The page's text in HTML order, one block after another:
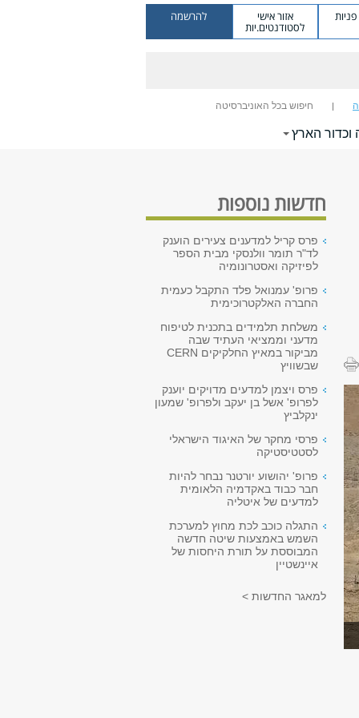
אזור אישי
לסטודנטים.יות
להרשמה
חיפוש בכל האוניברסיטה
וכדור הארץ
חדשות נוספות
פרס קריל למדענים צעירים הוענק
לד"ר תומר וולנסקי מבית הספר
לפיזיקה ואסטרונומיה
פרופ' עמנואל פלד התקבל כעמית
החברה האלקטרוכימית
משלחת תלמידים בתכנית לטיפוח
מדעני וממציאי העתיד שבה
מביקור במאיץ החלקיקים CERN
שבשוויץ
פרס ויצמן למדעים מדויקים יוענק
לפרופ' אשל בן יעקב ולפרופ' שמעון
ינקלביץ
פרסי מחקר של האיגוד הישראלי
לסטטיסטיקה
פרופ' יהושוע יורטנר נבחר להיות
חבר כבוד באקדמיה הלאומית
למדעים של איטליה
התגלה כוכב לכת מחוץ למערכת
השמש באמצעות שיטה חדשה
המבוססת על תורת היחסות של
איינשטיין
למאגר החדשות >